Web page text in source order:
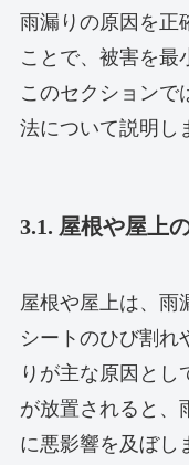
雨漏りの原因を正
ことで、被害を最
このセクションで
法について説明し
3.1. 屋根や屋上
屋根や屋上は、雨
シートのひび割れ
りが主な原因とし
が放置されると、
に悪影響を及ぼし